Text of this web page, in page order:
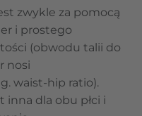
zwykle za pomocą
i prostego
(obwodu talii do
nosi
waist-hip ratio).
inna dla obu płci i